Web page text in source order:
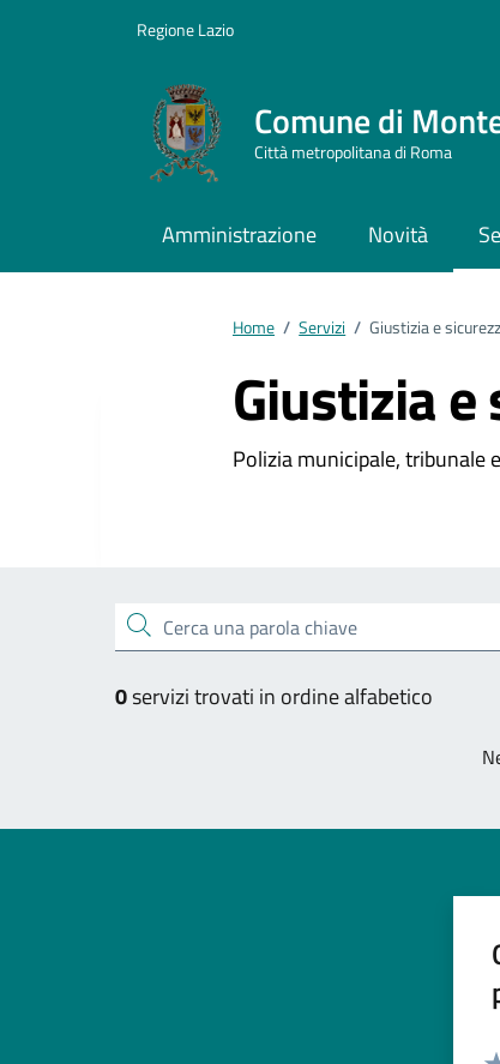
Regione Lazio
Comune di
Città metropolitana di Roma
Amministrazione Novità
Home / Servizi / Giustizia e
Giustizia
Polizia municipale, tribunale
Esplora tutti i servizi
Cerca una parola chiave
0servizi trovati in ordine alfabetico